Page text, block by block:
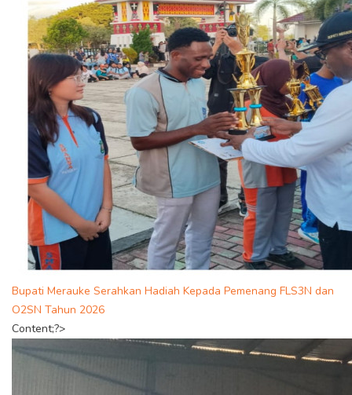
Bupati Merauke Serahkan Hadiah Kepada Pemenang FLS3N dan
O2SN Tahun 2026
Content;?>